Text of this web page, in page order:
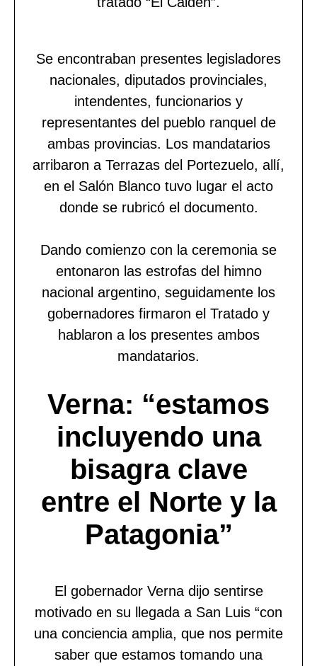
Se encontraban presentes legisladores
nacionales, diputados provinciales,
intendentes, funcionarios y
representantes del pueblo ranquel de
ambas provincias. Los mandatarios
arribaron a Terrazas del Portezuelo, allí,
en el Salón Blanco tuvo lugar el acto
donde se rubricó el documento.
Dando comienzo con la ceremonia se
entonaron las estrofas del himno
nacional argentino, seguidamente los
gobernadores firmaron el Tratado y
hablaron a los presentes ambos
mandatarios.
Verna: “estamos
incluyendo una
bisagra clave
entre el Norte y la
Patagonia”
El gobernador Verna dijo sentirse
motivado en su llegada a San Luis “con
una conciencia amplia, que nos permite
saber que estamos tomando una